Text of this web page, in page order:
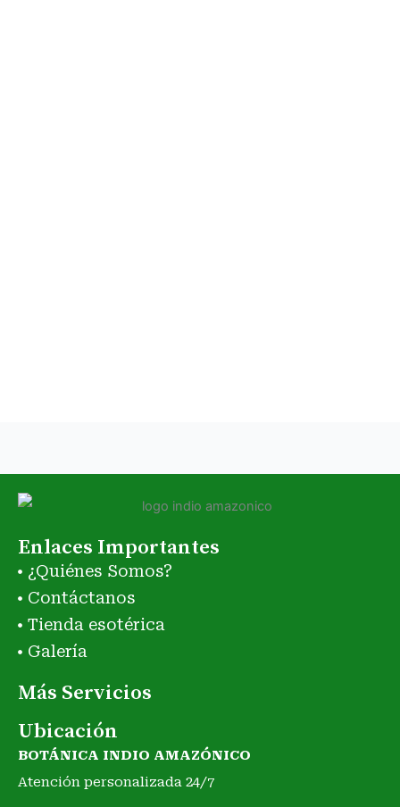
Enlaces Importantes
¿Quiénes Somos?
Contáctanos
Tienda esotérica
Galería
Más Servicios
Ubicación
BOTÁNICA INDIO AMAZÓNICO
Atención personalizada 24/7